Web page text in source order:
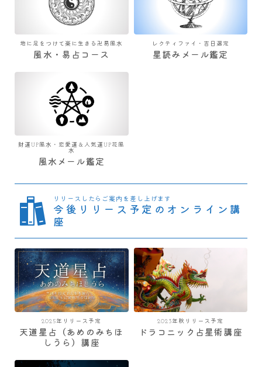
地に足をつけて楽に生きる卍易風水
風水・易占コース
レクティファイ・吉日選定
星読みメール鑑定
財運UP風水・恋愛運＆人気運UP花風
水
風水メール鑑定
リリースしたらご案内を差し上げます
今後リリース予定のオンライン講
座
2025年リリース予定
天道星占（あめのみちほ
しうら）講座
2023年秋リリース予定
ドラコニック占星術講座